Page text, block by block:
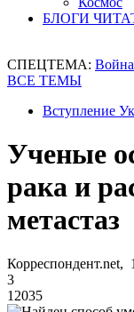
БЛОГИ
СПЕЦТЕМА:
ВСЕ ТЕМЫ
Вступление
Ученые
рака и
метастаз
Корреспондент.net,
3
12035